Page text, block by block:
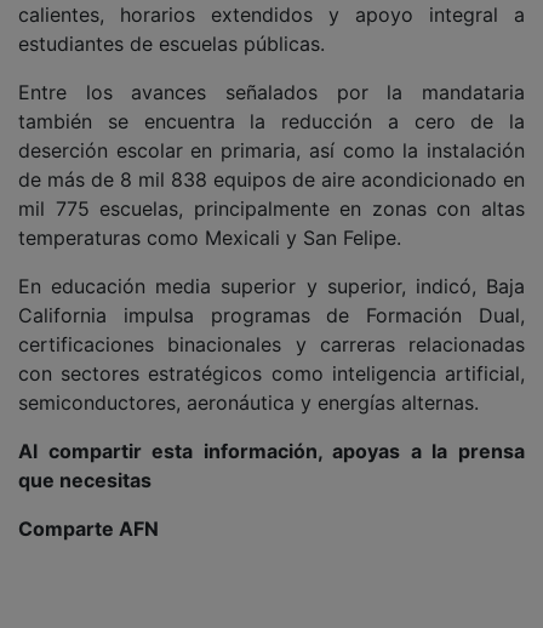
calientes, horarios extendidos y apoyo integral a
estudiantes de escuelas públicas.
Entre los avances señalados por la mandataria
también se encuentra la reducción a cero de la
deserción escolar en primaria, así como la instalación
de más de 8 mil 838 equipos de aire acondicionado en
mil 775 escuelas, principalmente en zonas con altas
temperaturas como Mexicali y San Felipe.
En educación media superior y superior, indicó, Baja
California impulsa programas de Formación Dual,
certificaciones binacionales y carreras relacionadas
con sectores estratégicos como inteligencia artificial,
semiconductores, aeronáutica y energías alternas.
Al compartir esta información, apoyas a la prensa
que necesitas
Comparte AFN